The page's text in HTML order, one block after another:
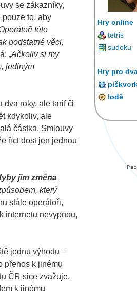
se zákazníky,
to, aby
této
podstatné věci,
„Ačkoliv si my
jediným
dva roky, ale tarif či
kdykoliv, ale
částka. Smlouvy
říct dost jen jednou
jim změna
který
stále operátoři,
internetu nevypnou,
jednu výhodu –
přenos k jinému
ČR sice zvažuje,
k jinému
Hry online
tetris
sudoku
Hry pro
lodě